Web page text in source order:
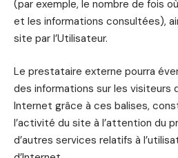
(par exemple, le nombre de fois
et les informations consultées),
site par l’Utilisateur.
Le prestataire externe pourra
des informations sur les visiteurs
Internet grâce à ces balises,
l’activité du site à l’attention du
d’autres services relatifs à